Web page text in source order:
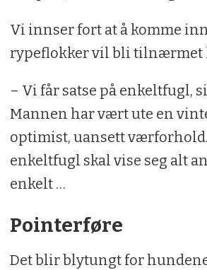
Vi innser fort at å komme
rypeflokker vil bli tilnærmet
– Vi får satse på enkeltfugl,
Mannen har vært ute en
optimist, uansett
enkeltfugl skal vise seg alt
enkelt …
Pointerføre
Det blir blytungt for